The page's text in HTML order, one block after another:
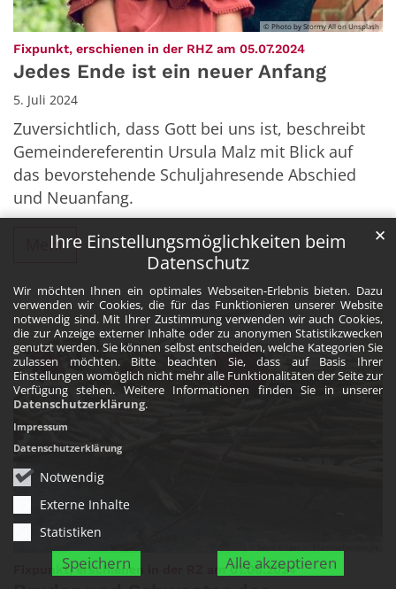
Ihre Einstellungsmöglichkeiten beim
Datenschutz
Wir möchten Ihnen ein optimales Webseiten-Erlebnis bieten. Dazu
verwenden wir Cookies, die für das Funktionieren unserer Website
notwendig sind. Mit Ihrer Zustimmung verwenden wir auch Cookies,
die zur Anzeige externer Inhalte oder zu anonymen Statistikzwecken
genutzt werden. Sie können selbst entscheiden, welche Kategorien Sie
zulassen möchten. Bitte beachten Sie, dass auf Basis Ihrer
Einstellungen womöglich nicht mehr alle Funktionalitäten der Seite zur
Verfügung stehen. Weitere Informationen finden Sie in unserer
Datenschutzerklärung.
Notwendig
Externe Inhalte
Statistiken
Speichern Alle akzeptieren
✕
Impressum
Datenschutzerklärung
© Photo by Stormy All on Unsplash
Fixpunkt, erschienen in der RHZ am 05.07.2024:
Jedes Ende ist ein neuer Anfang
5. Juli 2024
Zuversichtlich, dass Gott bei uns ist, beschreibt
Gemeindereferentin Ursula Malz mit Blick auf
das bevorstehende Schuljahresende Abschied
und Neuanfang.
Mehr
Fixpunkt, erschienen in der RZ am 07.06.2024: